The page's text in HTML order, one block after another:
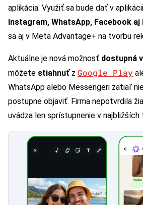
aplikácia. Využiť sa bude dať v aplikácii
Instagram, WhatsApp, Facebook aj
sa aj v Meta Advantage+ na tvorbu
Aktuálne je nová možnosť dostupná
môžete stiahnuťz Google Play
WhatsApp alebo Messengeri zatiaľ
postupne objaviť. Firma nepotvrdila
uvádza len sprístupnenie v najbližších